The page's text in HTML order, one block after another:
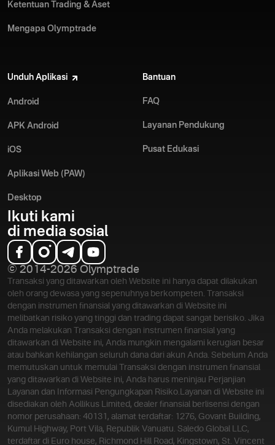
Ketentuan Trading & Aset
Mengapa Olymptrade
Unduh Aplikasi
Android
APK Android
iOS
Aplikasi Web (PAW)
Desktop
Bantuan
FAQ
Layanan Pendukung
Pusat Edukasi
Ikuti kami
di media sosial
© 2014-2026 Olymptrade
Transaksi yang ditawarkan oleh Website ini hanya dapat dilakukan
oleh orang dewasa yang sepenuhnya berkompeten. Transaksi
dengan instrumen finansial yang ditawarkan di Website ini
melibatkan risiko yang tinggi dan trading dapat sangat berisiko. Jika
Anda melakukan Transaksi dengan instrumen finansial yang
ditawarkan di Website ini, Anda mungkin mengalami kerugian besar
atau bahkan kehilangan seluruh dana dari akun Anda. Sebelum Anda
memutuskan untuk memulai Transaksi dengan instrumen finansial
yang ditawarkan di Website ini, Anda harus meninjau Perjanjian
Layanan dan Informasi Pengungkapan Risiko. Layanan di Website ini
disediakan oleh Aollikus Limited, dealer finansial berlisensi dengan
nomor perusahaan: 40131, alamat terdaftar: 1276, Govant Building,
Kumul Highway, Port Vila, Republik Vanuatu. Saledo Global LLC,
terdaftar di Euro house, Richmond Hill Road, Kingstown, St. Vincent